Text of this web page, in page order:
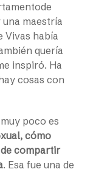
maestría
Vivas había
quería
inspiró. Ha
cosas con
poco es
cómo
compartir
. Esa fue una de